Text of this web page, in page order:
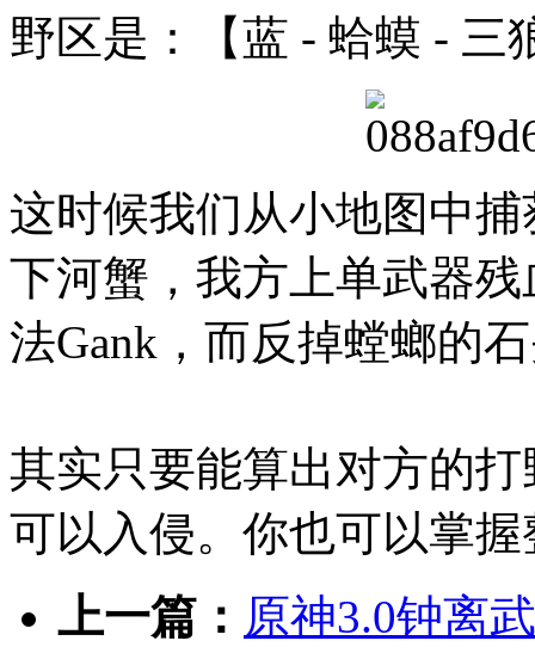
野区是：【蓝 - 蛤蟆 - 三
这时候我们从小地图中
下河蟹，我方上单武器
法Gank，而反掉螳螂的
其实只要能算出对方的
可以入侵。你也可以掌
上一篇： 原神3.0钟离